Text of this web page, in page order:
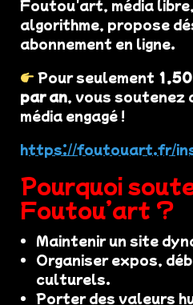
Foutou'art, média
algorithme, propose
abonnement en ligne.
Pour seulement
par an, vous soutenez
média engagé !
https://foutouart.fr/
Pourquoi
Foutou’art ?
Maintenir un site
Organiser expos,
culturels.
Porter des valeurs